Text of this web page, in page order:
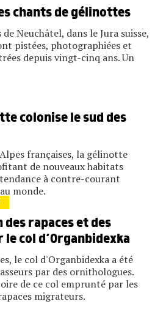
chants de gélinottes
Neuchâtel, dans le Jura suisse,
pistées, photographiées et
depuis vingt-cinq ans. Un
colonise le sud des
françaises, la gélinotte
de nouveaux habitats
à contre-courant
monde.
rapaces et des
le col d’Organbidexka
le col d'Organbidexka a été
par des ornithologues.
de ce col emprunté par les
migrateurs.